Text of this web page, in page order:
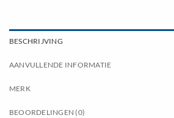
BESCHRIJVING
AANVULLENDE INFORMATIE
MERK
BEOORDELINGEN (0)